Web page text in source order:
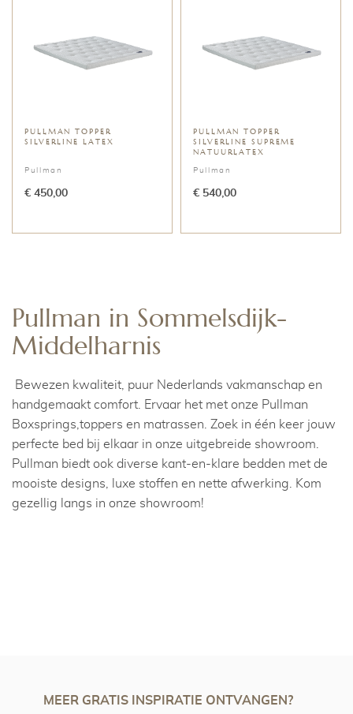
PULLMAN TOPPER
SILVERLINE LATEX
Pullman
€ 450,00
PULLMAN TOPPER
SILVERLINE SUPREME
NATUURLATEX
Pullman
€ 540,00
Pullman in Sommelsdijk-
Middelharnis
Bewezen kwaliteit, puur Nederlands vakmanschap en
handgemaakt comfort. Ervaar het met onze Pullman
Boxsprings,toppers en matrassen. Zoek in één keer jouw
perfecte bed bij elkaar in onze uitgebreide showroom.
Pullman biedt ook diverse kant-en-klare bedden met de
mooiste designs, luxe stoffen en nette afwerking. Kom
gezellig langs in onze showroom!
MEER GRATIS INSPIRATIE ONTVANGEN?